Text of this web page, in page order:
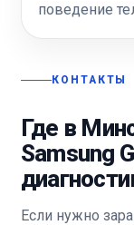
поведение
КОНТАКТЫ
Где в
Samsung
Если нужно